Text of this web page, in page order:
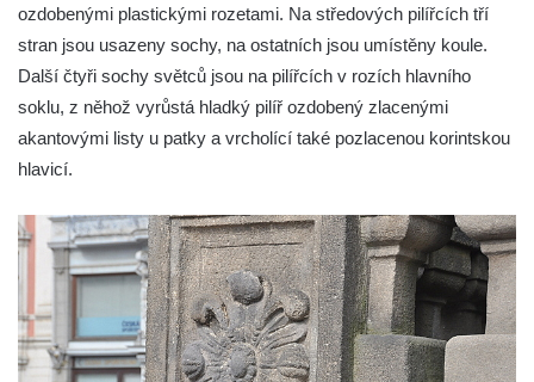
Sloup svatého Jana Nepomuckého v
Roudnici nad Labem
Sloup se sochou svatého Vavřince v
Roudnici nad Labem
Sloup svatého Václava v Kamenici u Zákup
potoka u Zákup
Sloup sv. Judy Tadeáše v Nábřežní ulici v
Zákupech
Sloup s (chybějící) sochou sv. Jana
Nepomuckého u Bredovského letohrádku
ozdobenými plastickými rozetami. Na středových pilířcích tří
stran jsou usazeny sochy, na ostatních jsou umístěny koule.
Další čtyři sochy světců jsou na pilířcích v rozích hlavního
soklu, z něhož vyrůstá hladký pilíř ozdobený zlacenými
akantovými listy u patky a vrcholící také pozlacenou korintskou
hlavicí.